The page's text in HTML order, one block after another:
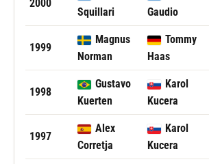
2000
Squillari
Gaudio
1999
Magnus
Norman
Tommy
Haas
1998
Gustavo
Kuerten
Karol
Kucera
1997
Alex
Corretja
Karol
Kucera